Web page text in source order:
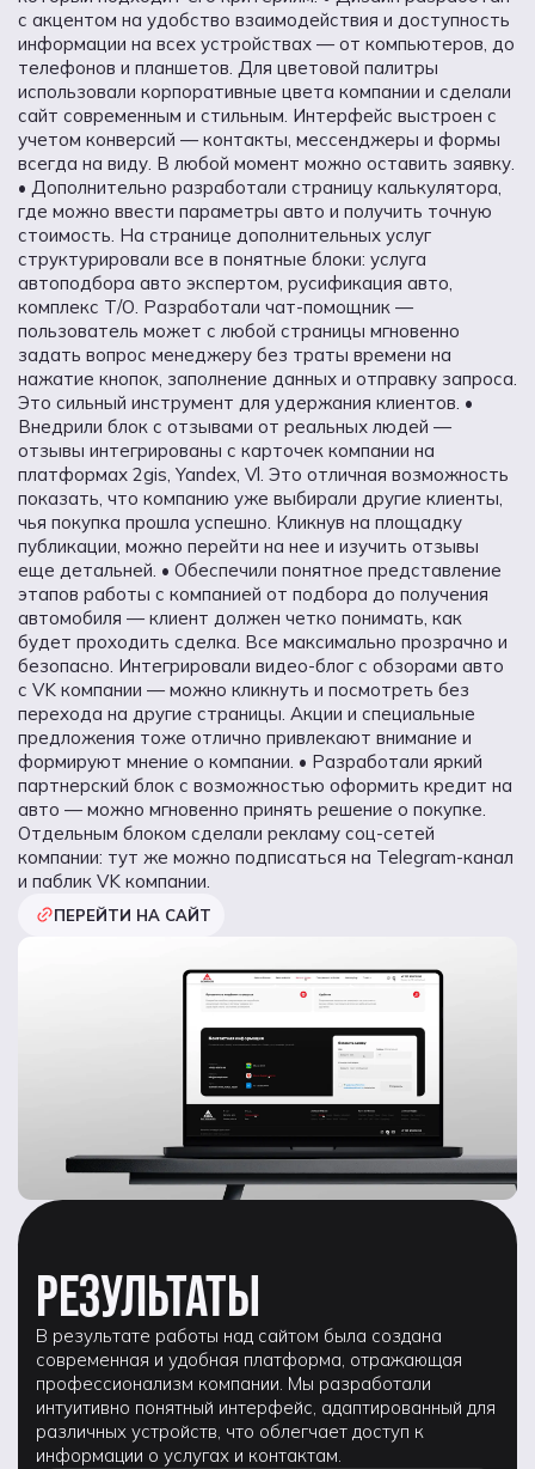
с акцентом на удобство взаимодействия и доступность
информации на всех устройствах — от компьютеров, до
телефонов и планшетов. Для цветовой палитры
использовали корпоративные цвета компании и сделали
сайт современным и стильным. Интерфейс выстроен с
учетом конверсий — контакты, мессенджеры и формы
всегда на виду. В любой момент можно оставить заявку.
• Дополнительно разработали страницу калькулятора,
где можно ввести параметры авто и получить точную
стоимость. На странице дополнительных услуг
структурировали все в понятные блоки: услуга
автоподбора авто экспертом, русификация авто,
комплекс Т/О. Разработали чат-помощник —
пользователь может с любой страницы мгновенно
задать вопрос менеджеру без траты времени на
нажатие кнопок, заполнение данных и отправку запроса.
Это сильный инструмент для удержания клиентов. •
Внедрили блок с отзывами от реальных людей —
отзывы интегрированы с карточек компании на
платформах 2gis, Yandex, Vl. Это отличная возможность
показать, что компанию уже выбирали другие клиенты,
чья покупка прошла успешно. Кликнув на площадку
публикации, можно перейти на нее и изучить отзывы
еще детальней. • Обеспечили понятное представление
этапов работы с компанией от подбора до получения
автомобиля — клиент должен четко понимать, как
будет проходить сделка. Все максимально прозрачно и
безопасно. Интегрировали видео-блог с обзорами авто
с VK компании — можно кликнуть и посмотреть без
перехода на другие страницы. Акции и специальные
предложения тоже отлично привлекают внимание и
формируют мнение о компании. • Разработали яркий
партнерский блок с возможностью оформить кредит на
авто — можно мгновенно принять решение о покупке.
Отдельным блоком сделали рекламу соц-сетей
компании: тут же можно подписаться на Telegram-канал
и паблик VK компании.
ПЕРЕЙТИ НА САЙТ
РЕЗУЛЬТАТЫ
В результате работы над сайтом была создана
современная и удобная платформа, отражающая
профессионализм компании. Мы разработали
интуитивно понятный интерфейс, адаптированный для
различных устройств, что облегчает доступ к
информации о услугах и контактам.